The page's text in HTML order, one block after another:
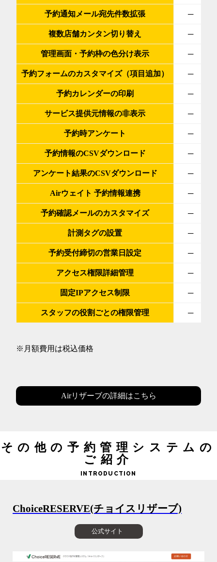
予約通知メール宛先件数拡張 ─
複数店舗カンタン切り替え ─
管理画面・予約枠の色分け表示 ─
予約フォームのカスタマイズ（項目追加） ─
予約カレンダーの印刷 ─
サービス提供元情報の非表示 ─
予約時アンケート ─
予約情報のCSVダウンロード ─
アンケート結果のCSVダウンロード ─
Airウェイト 予約情報連携 ─
予約確認メールのカスタマイズ ─
計測タグの設置 ─
予約受付締切の営業日設定 ─
アクセス権限詳細管理 ─
固定IPアクセス制限 ─
スタッフの役割ごとの権限管理 ─
※月額費用は税込価格
Airリザーブの詳細はこちら
その他の予約管理システムの
ご紹介
INTRODUCTION
ChoiceRESERVE(チョイスリザーブ)
公式サイト